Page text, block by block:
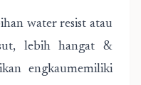
water resist atau
lebih hangat &
engkaumemiliki